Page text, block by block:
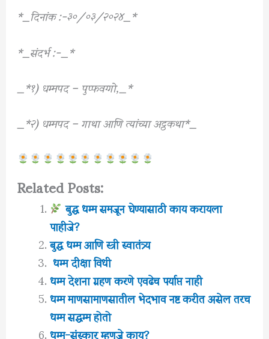
*_दिनांक :-३०/०३/२०२४_*
*_संदर्भ :-_*
_*१) धम्मपद – पुप्फवग्गो,_*
_*२) धम्मपद – गाथा आणि त्यांच्या अट्ठकथा*_
Related Posts:
बुद्ध धम्म समजून घेण्यासाठी काय करायला
पाहीजे?
बुद्ध धम्म आणि स्त्री स्वातंत्र्य
धम्म दीक्षा विधी
धम्म देशना ग्रहण करणे एवढेच पर्याप्त नाही
धम्म माणसामाणसातील भेदभाव नष्ट करीत असेल तरच
धम्म सद्धम्म होतो